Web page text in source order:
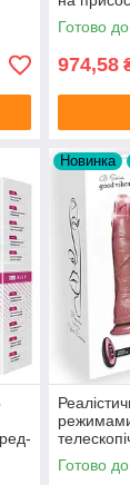
Flesh
Готово
974,58
Новинка
режимами
Готово